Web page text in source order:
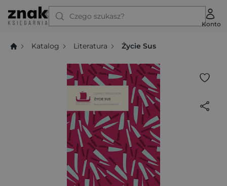
Czego szukasz?
Konto
Katalog Literatura Życie Sus